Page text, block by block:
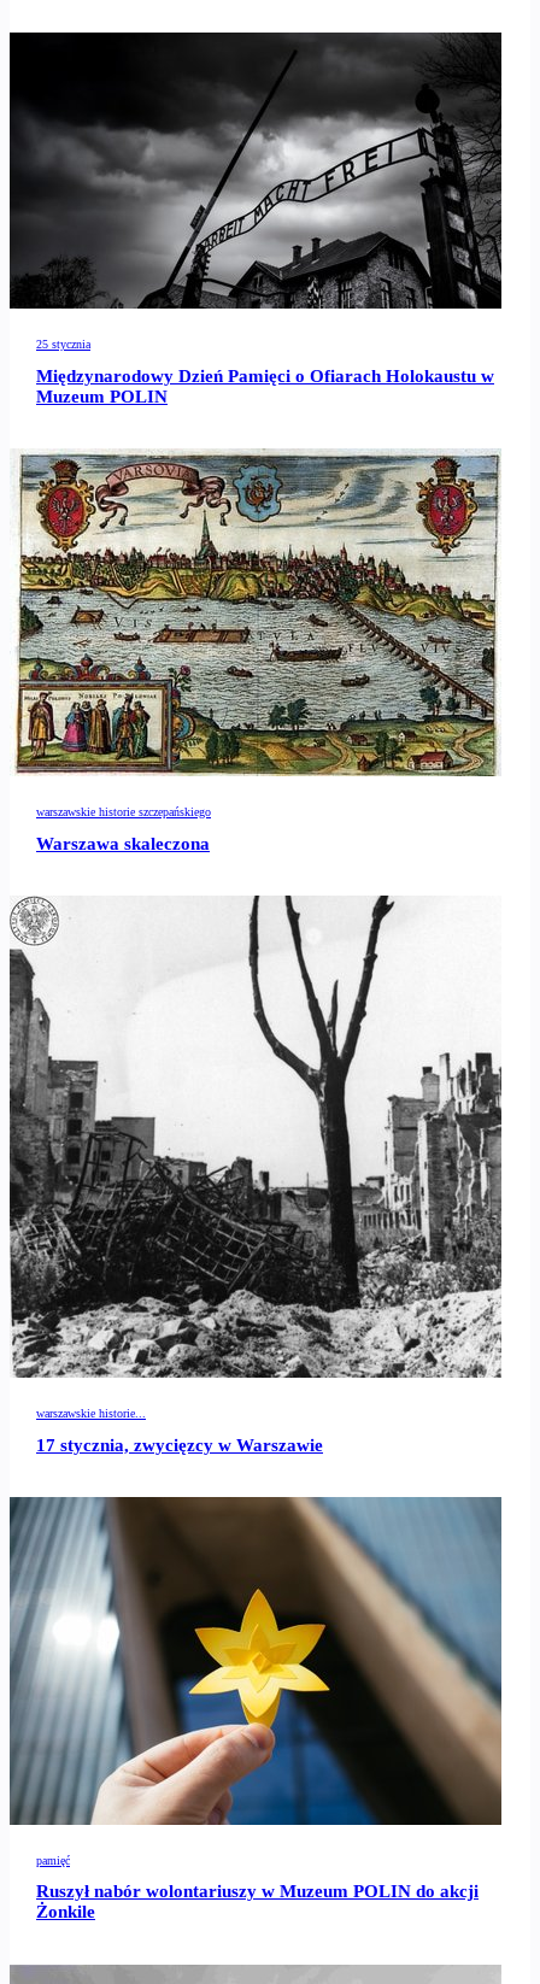
25 stycznia
Międzynarodowy Dzień Pamięci o Ofiarach Holokaustu w
Muzeum POLIN
warszawskie historie szczepańskiego
Warszawa skaleczona
warszawskie historie...
17 stycznia, zwycięzcy w Warszawie
pamięć
Ruszył nabór wolontariuszy w Muzeum POLIN do akcji
Żonkile